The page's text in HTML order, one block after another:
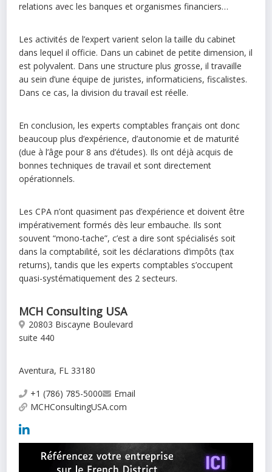
relations avec les banques et organismes financiers…
Les activités de l’expert varient selon la taille du cabinet
dans lequel il officie. Dans un cabinet de petite dimension, il
est polyvalent. Dans une structure plus grosse, il travaille
au sein d’une équipe de juristes, informaticiens, fiscalistes.
Dans ce cas, la division du travail est réelle.
En conclusion, les experts comptables français ont donc
beaucoup plus d’expérience, d’autonomie et de maturité
(due à l’âge pour 8 ans d’études). Ils ont déjà acquis de
bonnes techniques de travail et sont directement
opérationnels.
Les CPA n’ont quasiment pas d’expérience et doivent être
impérativement formés dès leur embauche. Ils sont
souvent “mono-tache”, c’est a dire sont spécialisés soit
dans la comptabilité, soit les déclarations d’impôts (tax
returns), tandis que les experts comptables s’occupent
quasi-systématiquement des 2 secteurs.
MCH Consulting USA
20803 Biscayne Boulevard
suite 440
Aventura, FL 33180
+1 (786) 785-5000
Email
MCHConsultingUSA.com